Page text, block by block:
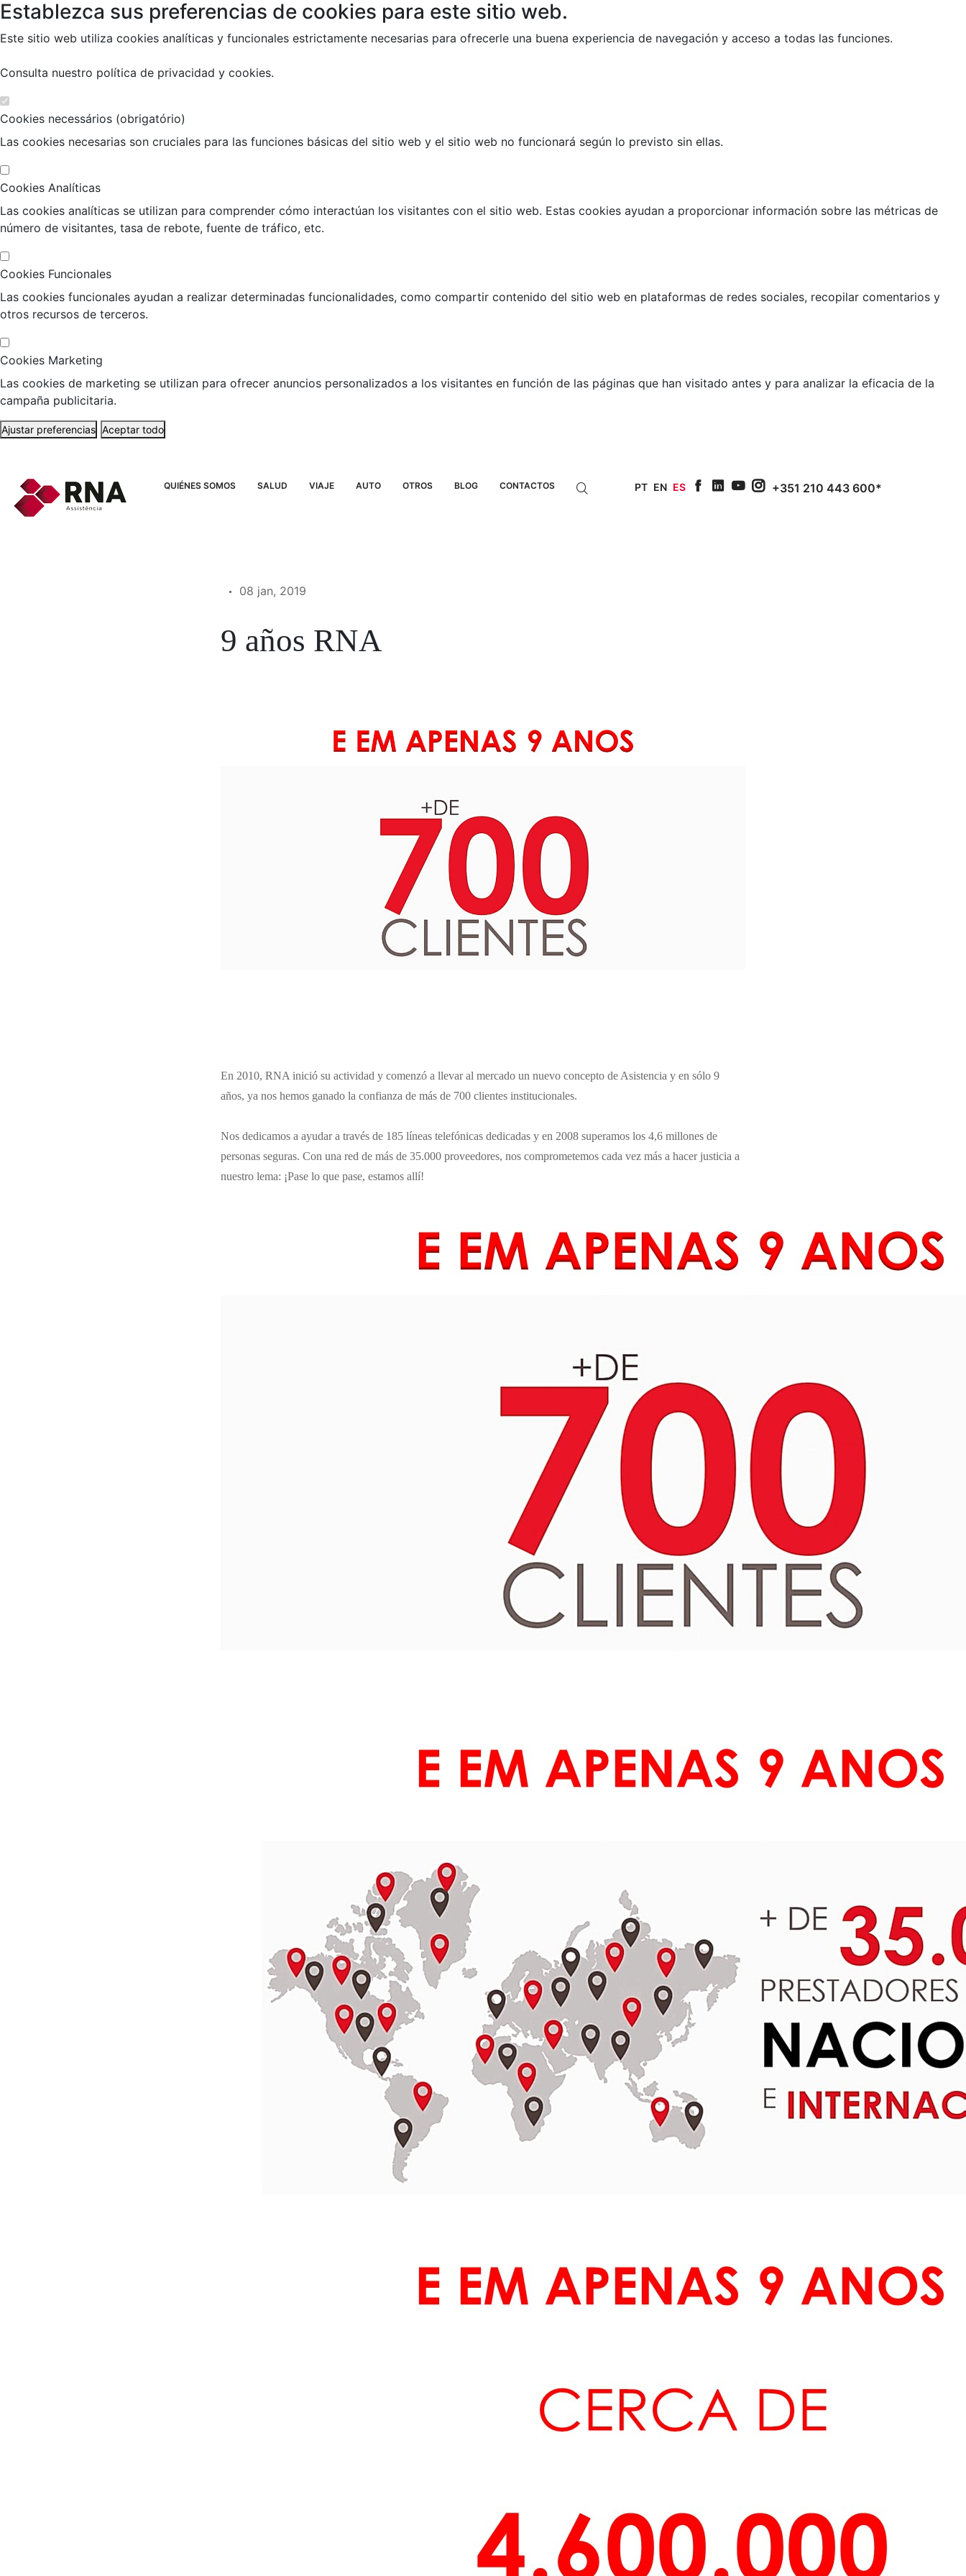
Establezca sus preferencias de cookies para este sitio web.
Este sitio web utiliza cookies analíticas y funcionales estrictamente necesarias para ofrecerle una buena experiencia de navegación y acceso a todas las funciones.
Consulta nuestro política de privacidad y cookies.
Cookies necessários (obrigatório)
Las cookies necesarias son cruciales para las funciones básicas del sitio web y el sitio web no funcionará según lo previsto sin ellas.
Cookies Analíticas
Las cookies analíticas se utilizan para comprender cómo interactúan los visitantes con el sitio web. Estas cookies ayudan a proporcionar información sobre las métricas de
número de visitantes, tasa de rebote, fuente de tráfico, etc.
Cookies Funcionales
Las cookies funcionales ayudan a realizar determinadas funcionalidades, como compartir contenido del sitio web en plataformas de redes sociales, recopilar comentarios y
otros recursos de terceros.
Cookies Marketing
Las cookies de marketing se utilizan para ofrecer anuncios personalizados a los visitantes en función de las páginas que han visitado antes y para analizar la eficacia de la
campaña publicitaria.
Ajustar preferencias Aceptar todo
QUIÉNES SOMOS SALUD VIAJE AUTO OTROS BLOG CONTACTOS PT EN ES +351 210 443 600*
08 jan, 2019
9 años RNA
En 2010, RNA inició su actividad y comenzó a llevar al mercado un nuevo concepto de Asistencia y en sólo 9
años, ya nos hemos ganado la confianza de más de 700 clientes institucionales.
Nos dedicamos a ayudar a través de 185 líneas telefónicas dedicadas y en 2008 superamos los 4,6 millones de
personas seguras. Con una red de más de 35.000 proveedores, nos comprometemos cada vez más a hacer justicia a
nuestro lema: ¡Pase lo que pase, estamos allí!